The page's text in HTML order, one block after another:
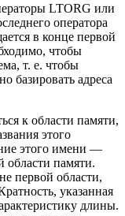
LTORG или
оператора
в конце первой
чтобы
т. е. чтобы
базировать адреса
к области памяти,
этого
этого имени —
области памяти.
первой области,
указанная
длины.